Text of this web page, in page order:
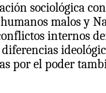
sociológica
malos y
internos
por el poder